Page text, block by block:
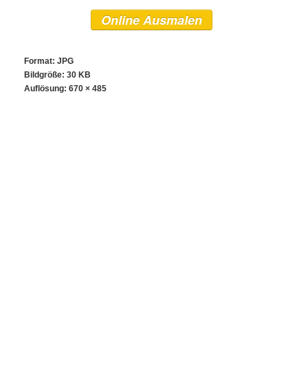
Online Ausmalen
Format: JPG
Bildgröße: 30 KB
Auflösung: 670 × 485